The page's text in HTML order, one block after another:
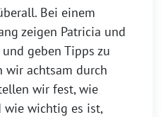
Bei einem
zeigen Patricia und
geben Tipps zu
wir achtsam durch
wir fest, wie
wichtig es ist,